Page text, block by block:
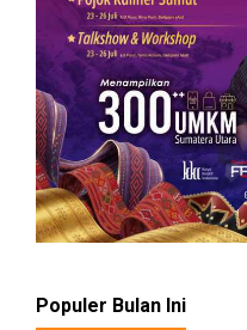
Populer Bulan Ini